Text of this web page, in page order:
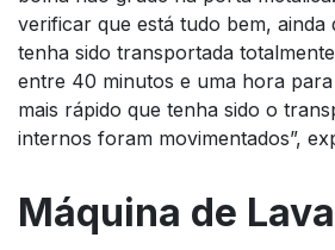
verificar que está tudo bem, ainda
tenha sido transportada
entre 40 minutos e uma hora
mais rápido que tenha sido o
internos foram movimentados”,
Máquina de